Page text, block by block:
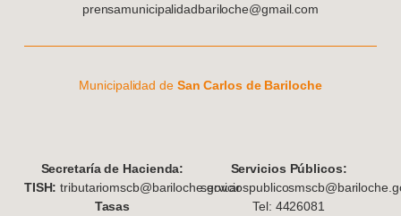
prensamunicipalidadbariloche@gmail.com
Municipalidad deSan Carlos de Bariloche
Secretaría de Hacienda:
TISH: tributariomscb@bariloche.gov.ar
Tasas
Servicios Públicos:
Tel: 4426081